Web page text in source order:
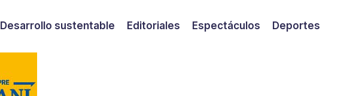
Desarrollo sustentable Editoriales Espectáculos Deportes